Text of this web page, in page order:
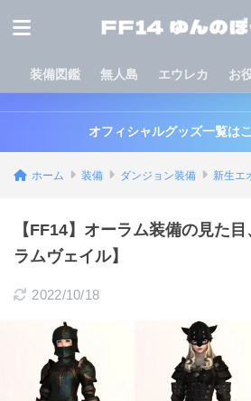
装備図鑑 無人島 エウレカ お
オフィシャルグッズ一覧は
ホーム 装備 ダンジョン装備 新生エ
【FF14】オーラム装備の見た
ラムヴェイル】
2022/10/18